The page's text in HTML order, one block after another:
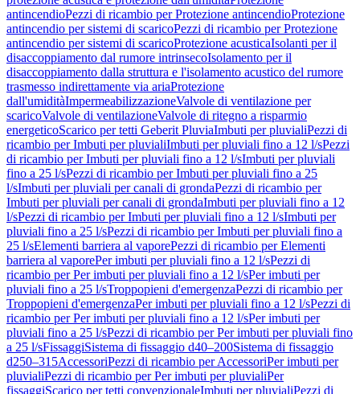
antincendioPezzi di ricambio per Protezione antincendioProtezione
antincendio per sistemi di scaricoPezzi di ricambio per Protezione
antincendio per sistemi di scaricoProtezione acusticaIsolanti per il
disaccoppiamento dal rumore intrinsecoIsolamento per il
disaccoppiamento dalla struttura e l'isolamento acustico del rumore
trasmesso indirettamente via ariaProtezione
dall'umiditàImpermeabilizzazioneValvole di ventilazione per
scaricoValvole di ventilazioneValvole di ritegno a risparmio
energeticoScarico per tetti Geberit PluviaImbuti per pluvialiPezzi di
ricambio per Imbuti per pluvialiImbuti per pluviali fino a 12 l/sPezzi
di ricambio per Imbuti per pluviali fino a 12 l/sImbuti per pluviali
fino a 25 l/sPezzi di ricambio per Imbuti per pluviali fino a 25
l/sImbuti per pluviali per canali di grondaPezzi di ricambio per
Imbuti per pluviali per canali di grondaImbuti per pluviali fino a 12
l/sPezzi di ricambio per Imbuti per pluviali fino a 12 l/sImbuti per
pluviali fino a 25 l/sPezzi di ricambio per Imbuti per pluviali fino a
25 l/sElementi barriera al vaporePezzi di ricambio per Elementi
barriera al vaporePer imbuti per pluviali fino a 12 l/sPezzi di
ricambio per Per imbuti per pluviali fino a 12 l/sPer imbuti per
pluviali fino a 25 l/sTroppopieni d'emergenzaPezzi di ricambio per
Troppopieni d'emergenzaPer imbuti per pluviali fino a 12 l/sPezzi di
ricambio per Per imbuti per pluviali fino a 12 l/sPer imbuti per
pluviali fino a 25 l/sPezzi di ricambio per Per imbuti per pluviali fino
a 25 l/sFissaggiSistema di fissaggio d40–200Sistema di fissaggio
d250–315AccessoriPezzi di ricambio per AccessoriPer imbuti per
pluvialiPezzi di ricambio per Per imbuti per pluvialiPer
fissaggiScarico per tetti convenzionaleImbuti per pluvialiPezzi di